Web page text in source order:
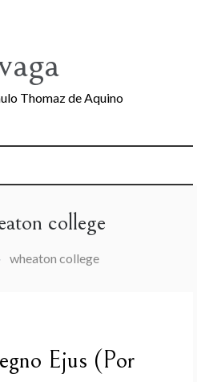
Thomaz de Aquino
college
wheaton college
Ejus (Por